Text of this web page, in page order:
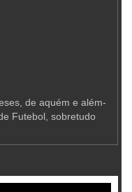
de aquém e além-
Futebol, sobretudo